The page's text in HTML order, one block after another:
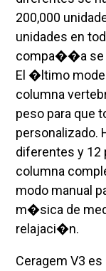
200,000
unidades en
compa��a se
El �ltimo
columna
peso para que
personalizado.
diferentes y 12
columna
modo manual
m�sica de
relajaci�n.
Ceragem V3